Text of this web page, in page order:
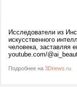
Исследователи из
искусственного
человека, заставляя
youtube.com/
Подробнее на 3Dnews.ru